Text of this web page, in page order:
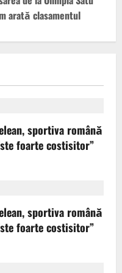
arată clasamentul
sportiva română
foarte costisitor”
sportiva română
foarte costisitor”